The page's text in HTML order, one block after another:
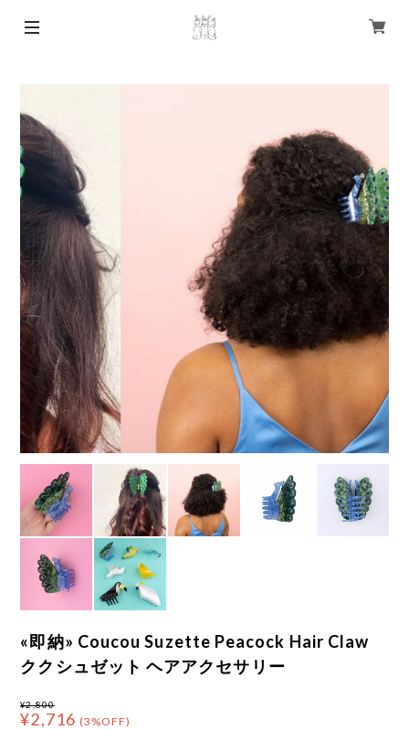
«即納» Coucou Suzette Peacock Hair Claw
ククシュゼット ヘアアクセサリー
¥2,800
¥2,716 (3%OFF)